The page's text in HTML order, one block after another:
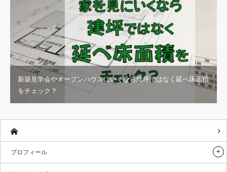
新築見学会やオープンハウスにいくなら建坪ではなく延べ床面積
をチェック？
プロフィール